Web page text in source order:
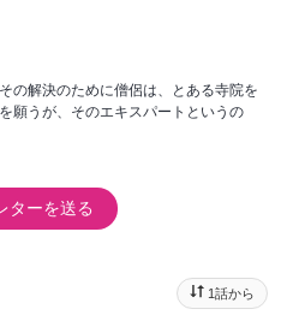
の解決のために僧侶は、とある寺院を
願うが、そのエキスパートというの
ターを送る
1話から